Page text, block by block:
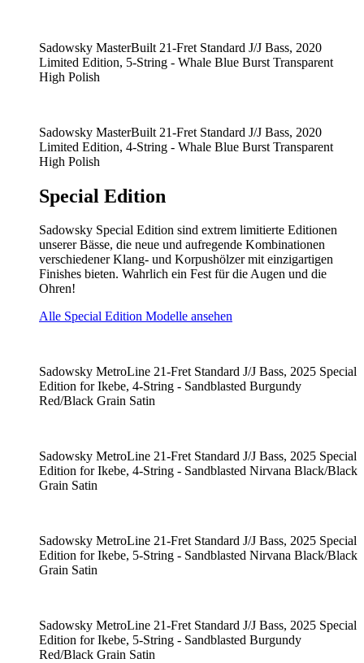
Sadowsky MasterBuilt 21-Fret Standard J/J Bass, 2020
Limited Edition, 5-String - Whale Blue Burst Transparent
High Polish
Sadowsky MasterBuilt 21-Fret Standard J/J Bass, 2020
Limited Edition, 4-String - Whale Blue Burst Transparent
High Polish
Special Edition
Sadowsky Special Edition sind extrem limitierte Editionen
unserer Bässe, die neue und aufregende Kombinationen
verschiedener Klang- und Korpushölzer mit einzigartigen
Finishes bieten. Wahrlich ein Fest für die Augen und die
Ohren!
Alle Special Edition Modelle ansehen
Sadowsky MetroLine 21-Fret Standard J/J Bass, 2025 Special
Edition for Ikebe, 4-String - Sandblasted Burgundy
Red/Black Grain Satin
Sadowsky MetroLine 21-Fret Standard J/J Bass, 2025 Special
Edition for Ikebe, 4-String - Sandblasted Nirvana Black/Black
Grain Satin
Sadowsky MetroLine 21-Fret Standard J/J Bass, 2025 Special
Edition for Ikebe, 5-String - Sandblasted Nirvana Black/Black
Grain Satin
Sadowsky MetroLine 21-Fret Standard J/J Bass, 2025 Special
Edition for Ikebe, 5-String - Sandblasted Burgundy
Red/Black Grain Satin